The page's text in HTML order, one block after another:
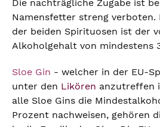
Die nachträgliche Zugabe ist
Namensfetter streng verboten.
der beiden Spirituosen ist der
Alkoholgehalt von mindestens
Sloe Gin - welcher in der EU-
unter den Likören anzutreffen
alle Sloe Gins die
Prozent nachweisen, gehören